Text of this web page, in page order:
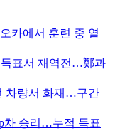
카에서 훈련 중 열
득표서 재역전…鄭과
차량서 화재…구간
차 승리…누적 득표